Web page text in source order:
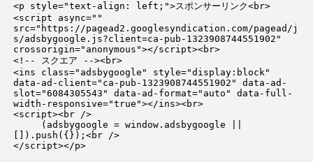
<p style="text-align: left;">スポンサーリンク<br>
<script async=""
src="https://pagead2.googlesyndication.com/pagead/j
s/adsbygoogle.js?client=ca-pub-1323908744551902"
crossorigin="anonymous"></script><br>
<!-- スクエア --><br>
<ins class="adsbygoogle" style="display:block"
data-ad-client="ca-pub-1323908744551902" data-ad-
slot="6084305543" data-ad-format="auto" data-full-
width-responsive="true"></ins><br>
<script><br />
[]).push({});<br />
</script></p>